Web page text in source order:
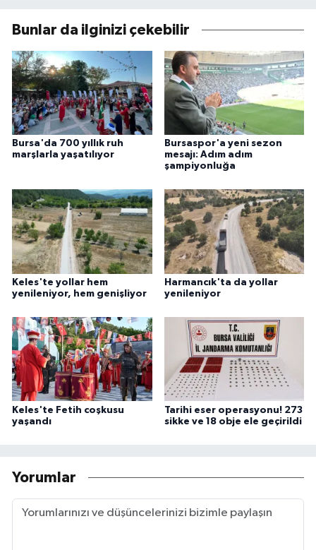
Bunlar da ilginizi çekebilir
Bursa'da 700 yıllık ruh
marşlarla yaşatılıyor
Bursaspor'a yeni sezon
mesajı: Adım adım
şampiyonluğa
Keles'te yollar hem
yenileniyor, hem genişliyor
Harmancık'ta da yollar
yenileniyor
Keles'te Fetih coşkusu
yaşandı
Tarihi eser operasyonu! 273
sikke ve 18 obje ele geçirildi
Yorumlar